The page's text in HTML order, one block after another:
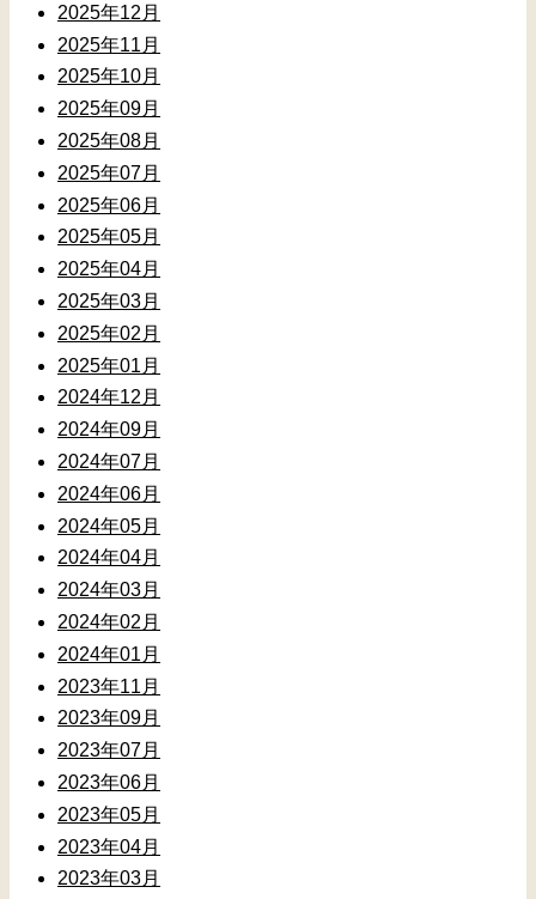
2025年12月
2025年11月
2025年10月
2025年09月
2025年08月
2025年07月
2025年06月
2025年05月
2025年04月
2025年03月
2025年02月
2025年01月
2024年12月
2024年09月
2024年07月
2024年06月
2024年05月
2024年04月
2024年03月
2024年02月
2024年01月
2023年11月
2023年09月
2023年07月
2023年06月
2023年05月
2023年04月
2023年03月